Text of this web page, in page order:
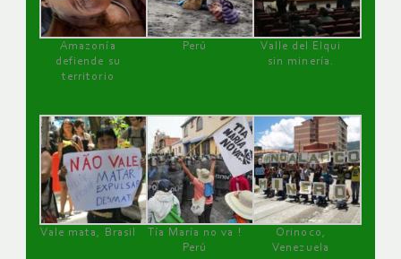
Amazonía
defiende su
territorio
Perú
Valle del Elqui
sin minería.
Vale mata, Brasil
Tía María no va !
Perú
Orinoco,
Venezuela